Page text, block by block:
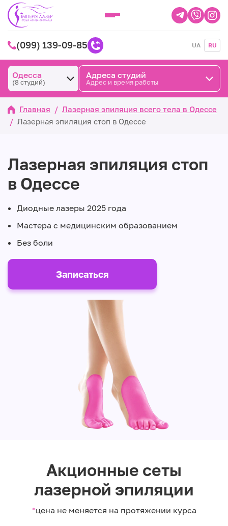
(099) 139-09-85 UA RU
Одесса
(8 студий)
Адреса студий
Адрес и время работы
Главная / Лазерная эпиляция всего тела в Одессе
/ Лазерная эпиляция стоп в Одессе
Лазерная эпиляция стоп
в Одессе
Диодные лазеры 2025 года
Мастера с медицинским образованием
Без боли
Записаться
Акционные сеты
лазерной эпиляции
*цена не меняется на протяжении курса